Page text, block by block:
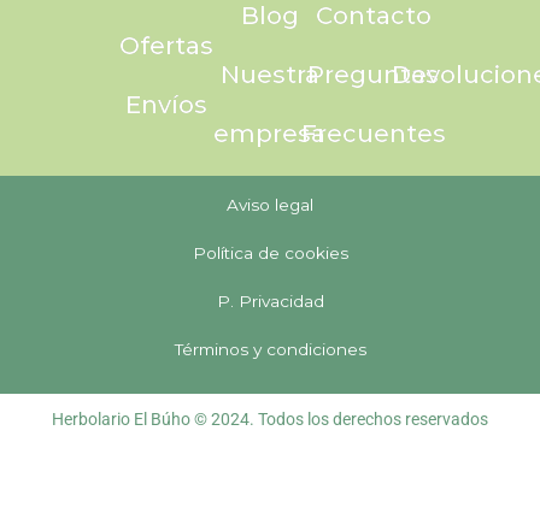
Ofertas
Envíos
Blog
Nuestra
empresa
Contacto
Preguntas
Frecuentes
Aviso legal
Política de cookies
P. Privacidad
Términos y condiciones
Herbolario El Búho © 2024. Todos los derechos reservados